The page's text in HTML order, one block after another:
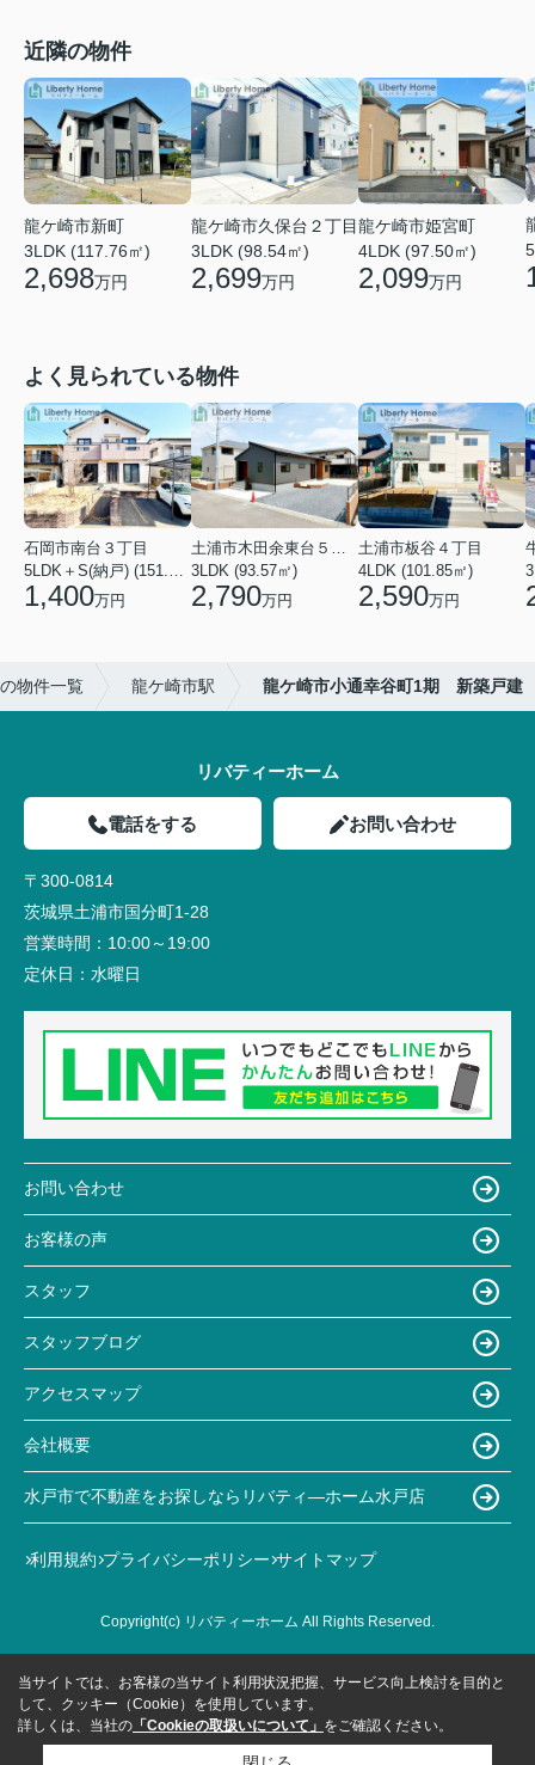
近隣の物件
龍ケ崎市新町
3LDK (117.76㎡)
2,698万円
龍ケ崎市久保台２丁目
3LDK (98.54㎡)
2,699万円
龍ケ崎市姫宮町
4LDK (97.50㎡)
2,099万円
よく見られている物件
石岡市南台３丁目
1,400万円
3LDK (93.57㎡)
2,790万円
土浦市板谷４丁目
4LDK (101.85㎡)
2,590万円
物件一覧 龍ケ崎市駅 龍ケ崎市小通幸谷町1期 新築戸建
リバティーホーム
電話をする お問い合わせ
〒300-0814
茨城県土浦市国分町1-28
営業時間： 10:00～19:00
定休日： 水曜日
お問い合わせ
お客様の声
スタッフ
スタッフブログ
アクセスマップ
会社概要
水戸市で不動産をお探しならリバティ―ホーム水戸店
利用規約 プライバシーポリシー サイトマップ
Copyright(c) リバティーホーム All Rights Reserved.
当サイトでは、お客様の当サイト利用状況把握、サービス向上検討を目的と
して、クッキー（Cookie）を使用しています。
詳しくは、当社の 「Cookieの取扱いについて」 をご確認ください。